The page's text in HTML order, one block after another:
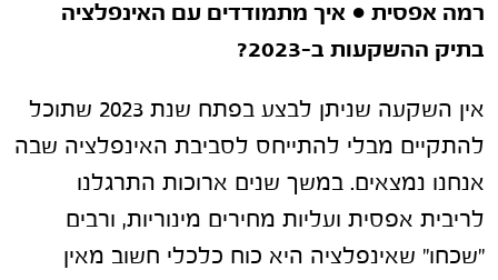
רמה אפסית ● איך מתמודדים עם האינפלציה
בתיק ההשקעות ב-2023?
אין השקעה שניתן לבצע בפתח שנת 2023 שתוכל
להתקיים מבלי להתייחס לסביבת האינפלציה שבה
אנחנו נמצאים. במשך שנים ארוכות התרגלנו
לריבית אפסית ועליות מחירים מינוריות, ורבים
"שכחו" שאינפלציה היא כוח כלכלי חשוב מאין